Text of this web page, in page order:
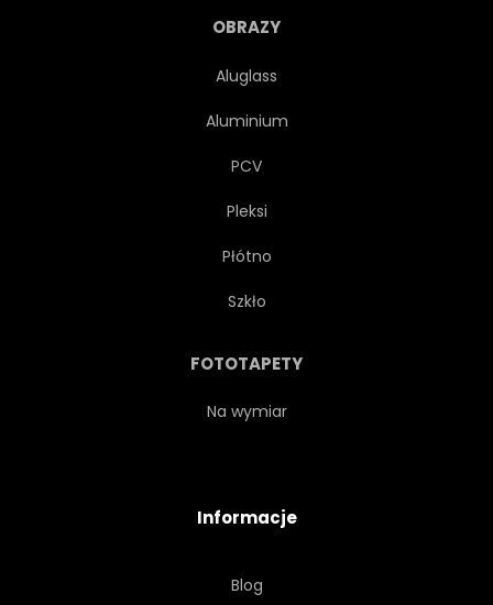
OBRAZY
Aluglass
Aluminium
PCV
Pleksi
Płótno
Szkło
FOTOTAPETY
Na wymiar
Informacje
Blog